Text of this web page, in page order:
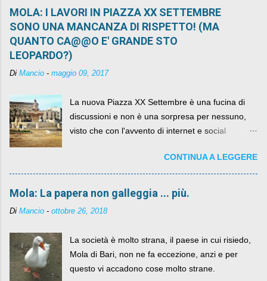
MOLA: I LAVORI IN PIAZZA XX SETTEMBRE
SONO UNA MANCANZA DI RISPETTO! (MA
QUANTO CA@@O E' GRANDE STO
LEOPARDO?)
Di Mancio - maggio 09, 2017
La nuova Piazza XX Settembre è una fucina di
discussioni e non è una sorpresa per nessuno,
visto che con l'avvento di internet e social
sua lasciandone anche traccia scritta nel web.
CONTINUA A LEGGERE
Mola: La papera non galleggia ... più.
Di Mancio - ottobre 26, 2018
La società è molto strana, il paese in cui risiedo,
Mola di Bari, non ne fa eccezione, anzi e per
questo vi accadono cose molto strane.